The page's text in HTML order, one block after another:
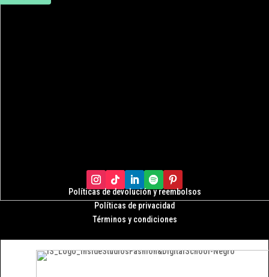
Políticas de devolución y reembolsos
Políticas de privacidad
Términos y condiciones